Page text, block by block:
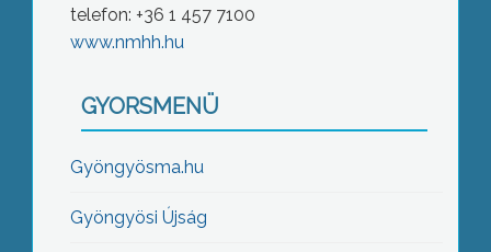
telefon: +36 1 457 7100
www.nmhh.hu
GYORSMENÜ
Gyöngyösma.hu
Gyöngyösi Újság